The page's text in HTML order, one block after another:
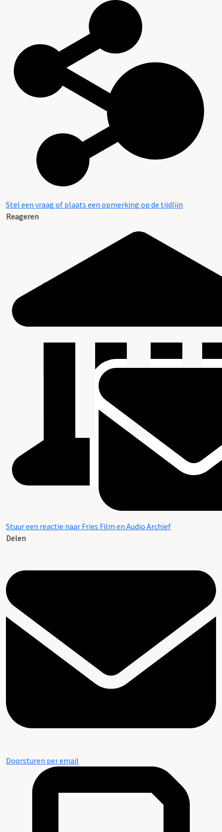
Stel een vraag of plaats een opmerking op de tijdlijn
Reageren
Stuur een reactie naar Fries Film en Audio Archief
Delen
Doorsturen per email